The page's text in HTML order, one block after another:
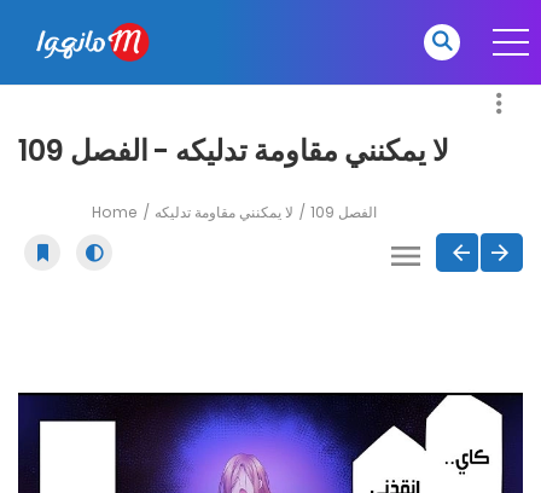
لا يمكنني مقاومة تدليكه - الفصل 109
Home لا يمكنني مقاومة تدليكه الفصل 109